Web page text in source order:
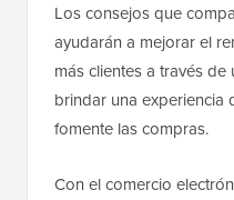
Los consejos que
ayudarán a mejorar el
más clientes a través
brindar una
fomente las compras.
Con el comercio